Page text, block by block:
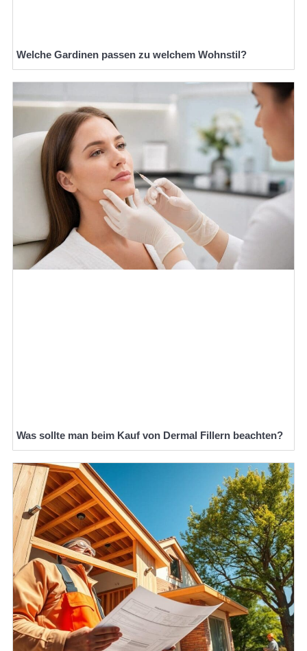
Welche Gardinen passen zu welchem Wohnstil?
Was sollte man beim Kauf von Dermal Fillern beachten?